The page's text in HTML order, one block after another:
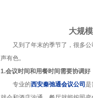
大规
又到了年末的季节了，很多公
声有色。
1.会议时间和用餐时间需要协调好
专业的西安秦弛通会议公司 是